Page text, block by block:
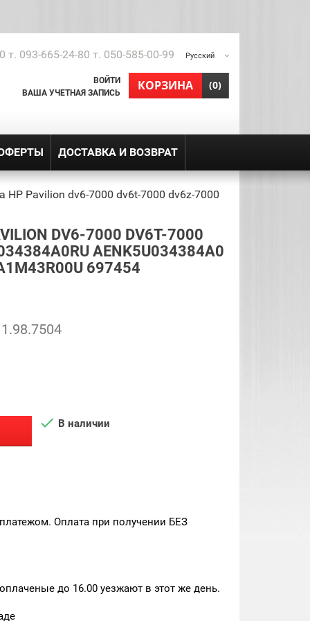
Русский
т. 093-665-24-80 т. 050-585-00-99
КОРЗИНА
shopping_cart (0)
ВОЙТИ
ВАША УЧЕТНАЯ ЗАПИСЬ
ДОСТАВКА И ВОЗВРАТ
HP Pavilion dv6-7000 dv6t-7000 dv6z-7000
DV6-7000 DV6T-7000
AENK5U034384A0
697454
1.98.7504
 В наличии
Оплата при получении БЕЗ
до 16.00 уезжают в этот же день.